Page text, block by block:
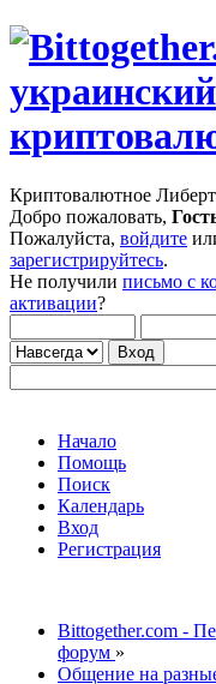
Криптовалютное
Добро пожаловать,
Пожалуйста, войдите
зарегистрируйтесь.
Не получили письмо с
активации?
Начало
Помощь
Поиск
Календарь
Вход
Регистрация
Bittogether.com -
форум »
Общение на